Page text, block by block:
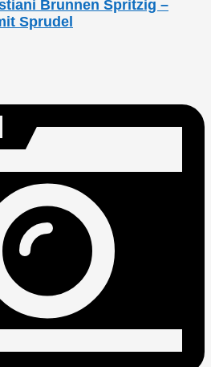
Brunnen Spritzig –
Sprudel